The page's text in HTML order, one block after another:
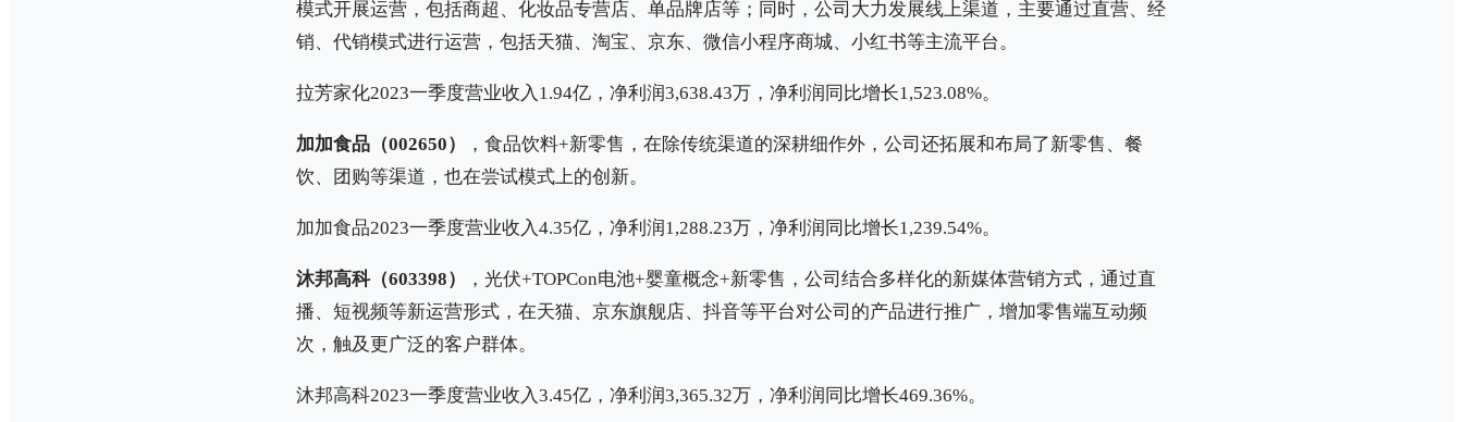
模式开展运营，包括商超、化妆品专营店、单品牌店等；同时，公司大力发展线上渠道，主要通过直营、经
销、代销模式进行运营，包括天猫、淘宝、京东、微信小程序商城、小红书等主流平台。
拉芳家化2023一季度营业收入1.94亿，净利润3,638.43万，净利润同比增长1,523.08%。
加加食品（002650）
，食品饮料+新零售，在除传统渠道的深耕细作外，公司还拓展和布局了新零售、餐
饮、团购等渠道，也在尝试模式上的创新。
加加食品2023一季度营业收入4.35亿，净利润1,288.23万，净利润同比增长1,239.54%。
沐邦高科（603398）
，光伏+TOPCon电池+婴童概念+新零售，公司结合多样化的新媒体营销方式，通过直
播、短视频等新运营形式，在天猫、京东旗舰店、抖音等平台对公司的产品进行推广，增加零售端互动频
次，触及更广泛的客户群体。
沐邦高科2023一季度营业收入3.45亿，净利润3,365.32万，净利润同比增长469.36%。